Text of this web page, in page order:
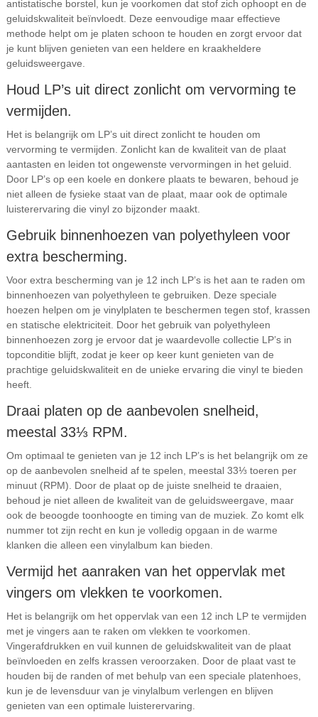
antistatische borstel, kun je voorkomen dat stof zich ophoopt en de
geluidskwaliteit beïnvloedt. Deze eenvoudige maar effectieve
methode helpt om je platen schoon te houden en zorgt ervoor dat
je kunt blijven genieten van een heldere en kraakheldere
geluidsweergave.
Houd LP’s uit direct zonlicht om vervorming te
vermijden.
Het is belangrijk om LP’s uit direct zonlicht te houden om
vervorming te vermijden. Zonlicht kan de kwaliteit van de plaat
aantasten en leiden tot ongewenste vervormingen in het geluid.
Door LP’s op een koele en donkere plaats te bewaren, behoud je
niet alleen de fysieke staat van de plaat, maar ook de optimale
luisterervaring die vinyl zo bijzonder maakt.
Gebruik binnenhoezen van polyethyleen voor
extra bescherming.
Voor extra bescherming van je 12 inch LP’s is het aan te raden om
binnenhoezen van polyethyleen te gebruiken. Deze speciale
hoezen helpen om je vinylplaten te beschermen tegen stof, krassen
en statische elektriciteit. Door het gebruik van polyethyleen
binnenhoezen zorg je ervoor dat je waardevolle collectie LP’s in
topconditie blijft, zodat je keer op keer kunt genieten van de
prachtige geluidskwaliteit en de unieke ervaring die vinyl te bieden
heeft.
Draai platen op de aanbevolen snelheid,
meestal 33⅓ RPM.
Om optimaal te genieten van je 12 inch LP’s is het belangrijk om ze
op de aanbevolen snelheid af te spelen, meestal 33⅓ toeren per
minuut (RPM). Door de plaat op de juiste snelheid te draaien,
behoud je niet alleen de kwaliteit van de geluidsweergave, maar
ook de beoogde toonhoogte en timing van de muziek. Zo komt elk
nummer tot zijn recht en kun je volledig opgaan in de warme
klanken die alleen een vinylalbum kan bieden.
Vermijd het aanraken van het oppervlak met
vingers om vlekken te voorkomen.
Het is belangrijk om het oppervlak van een 12 inch LP te vermijden
met je vingers aan te raken om vlekken te voorkomen.
Vingerafdrukken en vuil kunnen de geluidskwaliteit van de plaat
beïnvloeden en zelfs krassen veroorzaken. Door de plaat vast te
houden bij de randen of met behulp van een speciale platenhoes,
kun je de levensduur van je vinylalbum verlengen en blijven
genieten van een optimale luisterervaring.